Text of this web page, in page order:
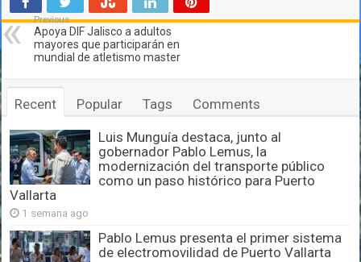
Previous
Apoya DIF Jalisco a adultos
mayores que participarán en
mundial de atletismo master
Recent Popular Tags Comments
Luis Munguía destaca, junto al
gobernador Pablo Lemus, la
modernización del transporte público
como un paso histórico para Puerto
Vallarta
1 semana ago
Pablo Lemus presenta el primer sistema
de electromovilidad de Puerto Vallarta